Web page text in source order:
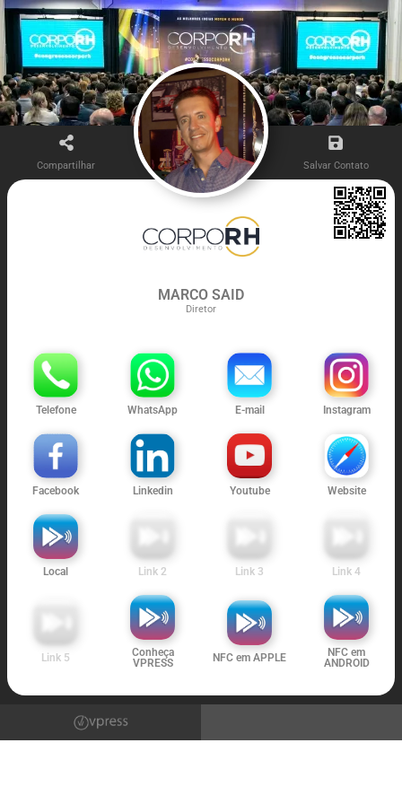
Compartilhar Salvar Contato
MARCO SAID
Diretor
Telefone WhatsApp E-mail Instagram
Facebook Linkedin Youtube Website
Local Link 2 Link 3 Link 4
Link 5
Conheça
VPRESS
NFC em APPLE
NFC em
ANDROID